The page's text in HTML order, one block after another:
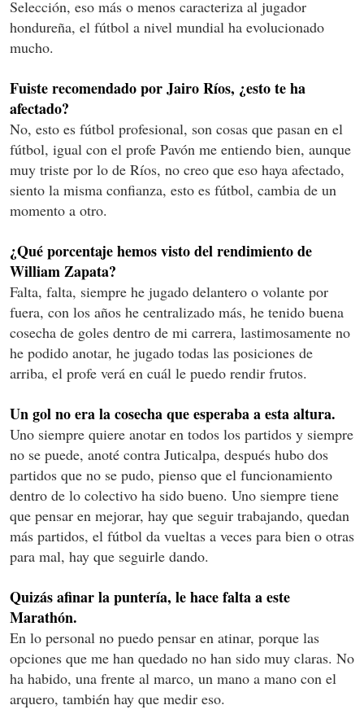
Selección, eso más o menos caracteriza al jugador
hondureña, el fútbol a nivel mundial ha evolucionado
mucho.
Fuiste recomendado por Jairo Ríos, ¿esto te ha
afectado?
No, esto es fútbol profesional, son cosas que pasan en el
fútbol, igual con el profe Pavón me entiendo bien, aunque
muy triste por lo de Ríos, no creo que eso haya afectado,
siento la misma confianza, esto es fútbol, cambia de un
momento a otro.
¿Qué porcentaje hemos visto del rendimiento de
William Zapata?
Falta, falta, siempre he jugado delantero o volante por
fuera, con los años he centralizado más, he tenido buena
cosecha de goles dentro de mi carrera, lastimosamente no
he podido anotar, he jugado todas las posiciones de
arriba, el profe verá en cuál le puedo rendir frutos.
Un gol no era la cosecha que esperaba a esta altura.
Uno siempre quiere anotar en todos los partidos y siempre
no se puede, anoté contra Juticalpa, después hubo dos
partidos que no se pudo, pienso que el funcionamiento
dentro de lo colectivo ha sido bueno. Uno siempre tiene
que pensar en mejorar, hay que seguir trabajando, quedan
más partidos, el fútbol da vueltas a veces para bien o otras
para mal, hay que seguirle dando.
Quizás afinar la puntería, le hace falta a este
Marathón.
En lo personal no puedo pensar en atinar, porque las
opciones que me han quedado no han sido muy claras. No
ha habido, una frente al marco, un mano a mano con el
arquero, también hay que medir eso.